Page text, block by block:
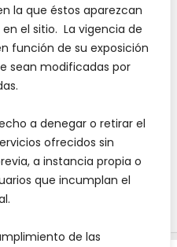
la que éstos aparezcan
el sitio. La vigencia de
función de su exposición
sean modificadas por
a denegar o retirar el
ofrecidos sin
a instancia propia o
que incumplan el
de las